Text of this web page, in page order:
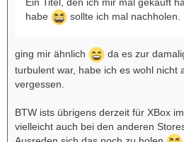
habe
sollte ich mal nachholen.
ging mir ähnlich
da es zur
turbulent war, habe ich es wohl nicht
vergessen.
BTW ists übrigens derzeit für XBox
vielleicht auch bei den anderen